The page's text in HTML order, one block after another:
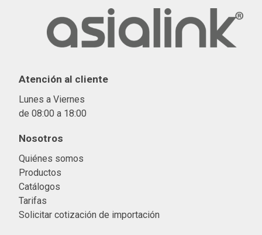
Atención al cliente
Lunes a Viernes
de 08:00 a 18:00
Nosotros
Quiénes somos
Productos
Catálogos
Tarifas
Solicitar cotización de importación